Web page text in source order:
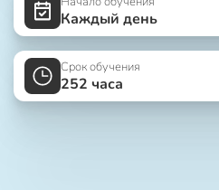
Каждый день
Срок обучения
252 часа